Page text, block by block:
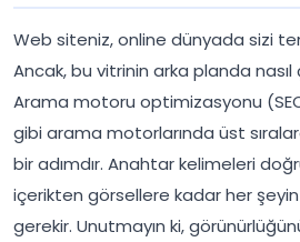
Web siteniz, online dünyada sizi
Ancak, bu vitrinin arka planda nasıl
Arama motoru optimizasyonu
gibi arama motorlarında üst
bir adımdır. Anahtar kelimeleri
içerikten görsellere kadar her
gerekir. Unutmayın ki,